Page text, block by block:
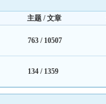
主题 / 文章
763 / 10507
134 / 1359